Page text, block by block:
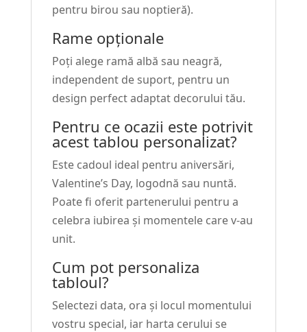
pentru birou sau noptieră).
Rame opționale
Poți alege ramă albă sau neagră,
independent de suport, pentru un
design perfect adaptat decorului tău.
Pentru ce ocazii este potrivit
acest tablou personalizat?
Este cadoul ideal pentru aniversări,
Valentine’s Day, logodnă sau nuntă.
Poate fi oferit partenerului pentru a
celebra iubirea și momentele care v-au
unit.
Cum pot personaliza
tabloul?
Selectezi data, ora și locul momentului
vostru special, iar harta cerului se